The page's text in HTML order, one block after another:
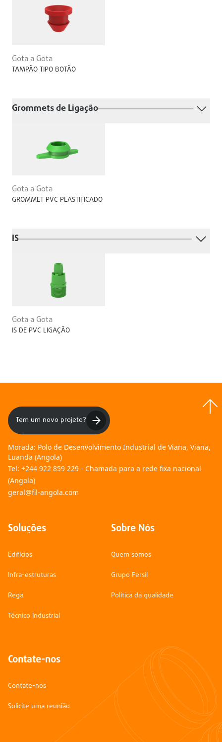
Gota a Gota
TAMPÃO TIPO BOTÃO
Grommets de Ligação
Gota a Gota
GROMMET PVC PLASTIFICADO
IS
Gota a Gota
IS DE PVC LIGAÇÃO
Tem um novo projeto?
Morada: Polo de Desenvolvimento Industrial de Viana, Viana,
Luanda (Angola)
Tel: +244 922 859 229 - Chamada para a rede fixa nacional
(Angola)
geral@fil-angola.com
Soluções
Edifícios
Infra-estruturas
Rega
Técnico Industrial
Sobre Nós
Quem somos
Grupo Fersil
Política da qualidade
Contate-nos
Contate-nos
Solicite uma reunião